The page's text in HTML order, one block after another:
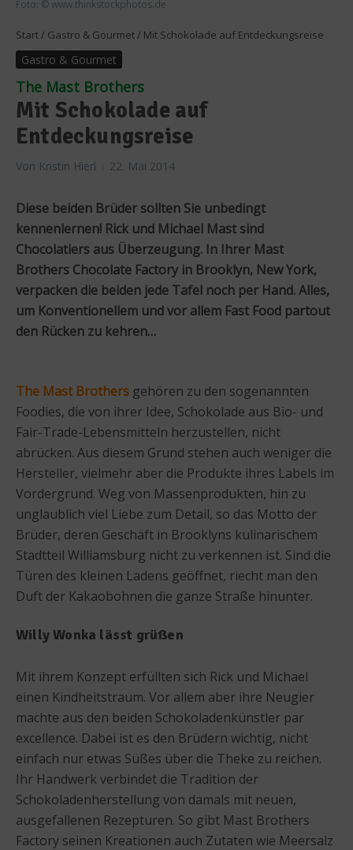
Foto: © www.thinkstockphotos.de
Start / Gastro & Gourmet / Mit Schokolade auf Entdeckungsreise
Gastro & Gourmet
The Mast Brothers
Mit Schokolade auf
Entdeckungsreise
Von Kristin Hierl 22. Mai 2014
Diese beiden Brüder sollten Sie unbedingt
kennenlernen! Rick und Michael Mast sind
Chocolatiers aus Überzeugung. In Ihrer Mast
Brothers Chocolate Factory in Brooklyn, New York,
verpacken die beiden jede Tafel noch per Hand. Alles,
um Konventionellem und vor allem Fast Food partout
den Rücken zu kehren…
The Mast Brothers gehören zu den sogenannten
Foodies, die von ihrer Idee, Schokolade aus Bio- und
Fair-Trade-Lebensmitteln herzustellen, nicht
abrücken. Aus diesem Grund stehen auch weniger die
Hersteller, vielmehr aber die Produkte ihres Labels im
Vordergrund. Weg von Massenprodukten, hin zu
unglaublich viel Liebe zum Detail, so das Motto der
Brüder, deren Geschäft in Brooklyns kulinarischem
Stadtteil Williamsburg nicht zu verkennen ist. Sind die
Türen des kleinen Ladens geöffnet, riecht man den
Duft der Kakaobohnen die ganze Straße hinunter.
Willy Wonka lässt grüßen
Mit ihrem Konzept erfüllten sich Rick und Michael
einen Kindheitstraum. Vor allem aber ihre Neugier
machte aus den beiden Schokoladenkünstler par
excellence. Dabei ist es den Brüdern wichtig, nicht
einfach nur etwas Süßes über die Theke zu reichen.
Ihr Handwerk verbindet die Tradition der
Schokoladenherstellung von damals mit neuen,
ausgefallenen Rezepturen. So gibt Mast Brothers
Factory seinen Kreationen auch Zutaten wie Meersalz